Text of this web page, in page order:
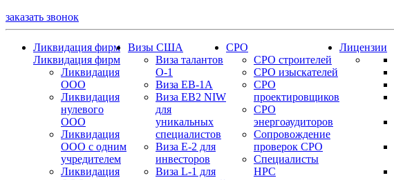
заказать звонок
Ликвидация фирм
Ликвидация фирм
Ликвидация
ООО
Ликвидация
нулевого
ООО
Ликвидация
ООО с одним
учредителем
Ликвидация
Визы США
Виза талантов
О-1
Виза EB-1A
Виза EB2 NIW
для
уникальных
специалистов
Виза E-2 для
инвесторов
Виза L-1 для
СРО
СРО строителей
СРО изыскателей
СРО
проектировщиков
СРО
энергоаудиторов
Сопровождение
проверок СРО
Специалисты
НРС
Лицензии